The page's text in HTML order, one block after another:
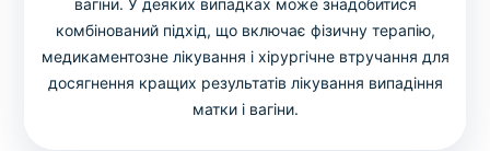
комбінований підхід, що включає фізичну терапію,
медикаментозне лікування і хірургічне втручання для
досягнення кращих результатів лікування випадіння
матки і вагіни.